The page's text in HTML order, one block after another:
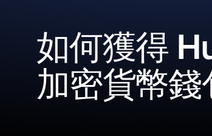
如何獲得
加密貨幣錢